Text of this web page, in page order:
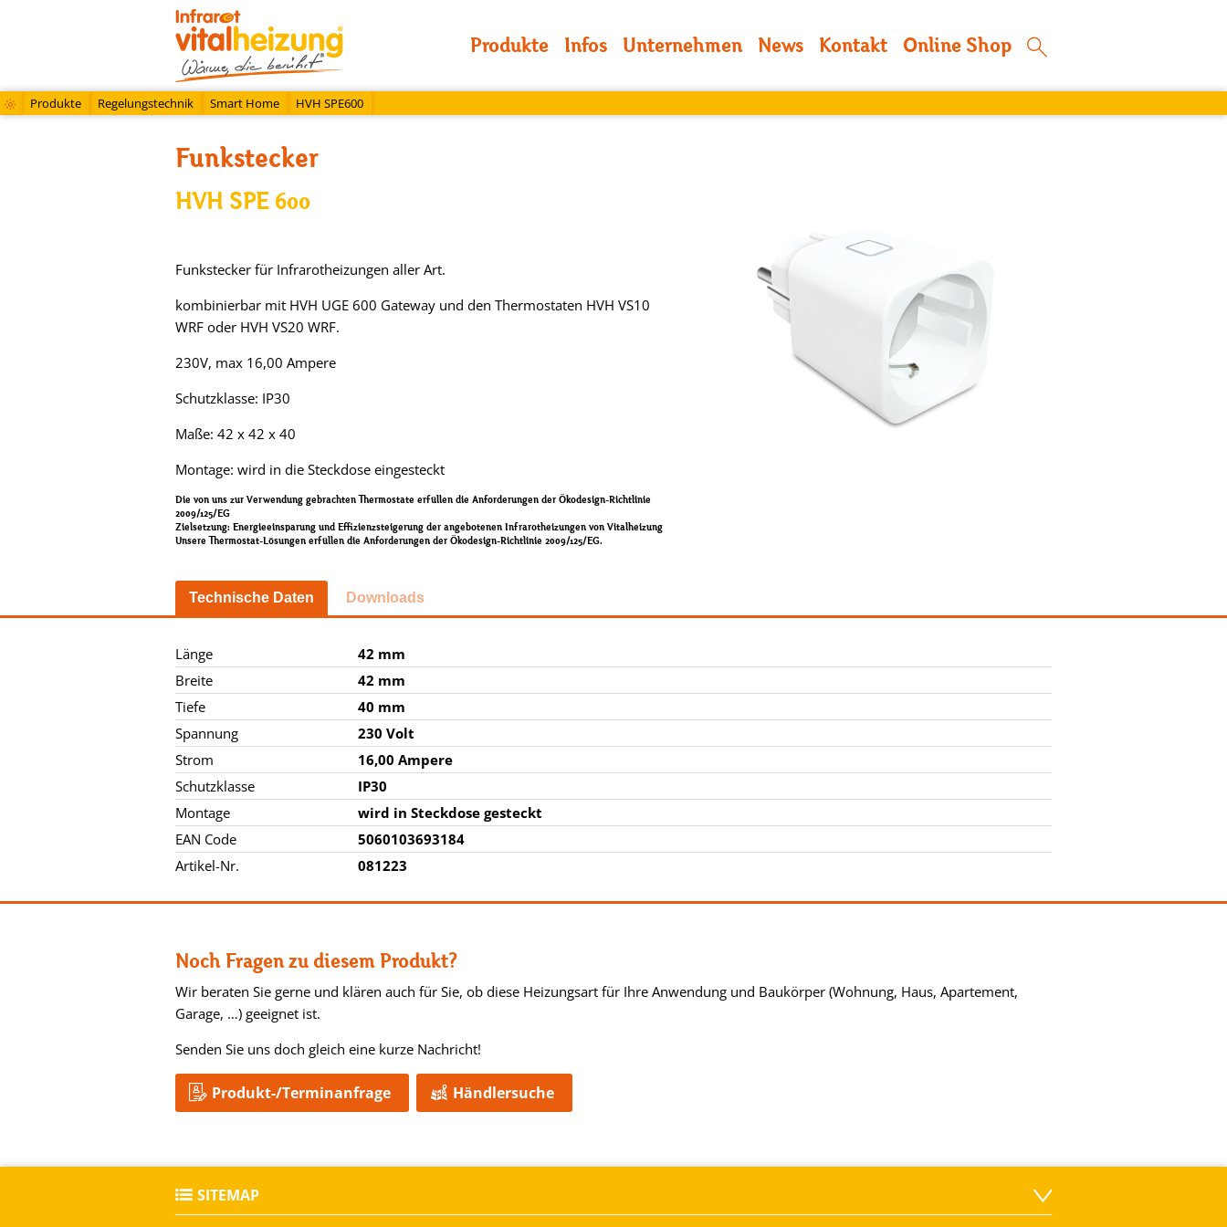
Produkte Infos Unternehmen News Kontakt Online Shop
Produkte Regelungstechnik Smart Home HVH SPE600
Funkstecker
HVH SPE 600
Funkstecker für Infrarotheizungen aller Art.
kombinierbar mit HVH UGE 600 Gateway und den Thermostaten HVH VS10
WRF oder HVH VS20 WRF.
230V, max 16,00 Ampere
Schutzklasse: IP30
Maße: 42 x 42 x 40
Montage: wird in die Steckdose eingesteckt
Die von uns zur Verwendung gebrachten Thermostate erfüllen die Anforderungen der Ökodesign-Richtlinie
2009/125/EG
Zielsetzung: Energieeinsparung und Effizienzsteigerung der angebotenen Infrarotheizungen von Vitalheizung
Unsere Thermostat-Lösungen erfüllen die Anforderungen der Ökodesign-Richtlinie 2009/125/EG.
Technische Daten Downloads
Länge
42 mm
Breite
42 mm
Tiefe
40 mm
Spannung
230 Volt
Strom
16,00 Ampere
Schutzklasse
IP30
Montage
wird in Steckdose gesteckt
EAN Code
5060103693184
Artikel-Nr.
081223
Noch Fragen zu diesem Produkt?
Wir beraten Sie gerne und klären auch für Sie, ob diese Heizungsart für Ihre Anwendung und Baukörper (Wohnung, Haus, Apartement,
Garage, …) geeignet ist.
Senden Sie uns doch gleich eine kurze Nachricht!
Produkt-/Terminanfrage Händlersuche
SITEMAP
Broschüren & Kataloge Infrarotwärme für bleibende Gesundheit